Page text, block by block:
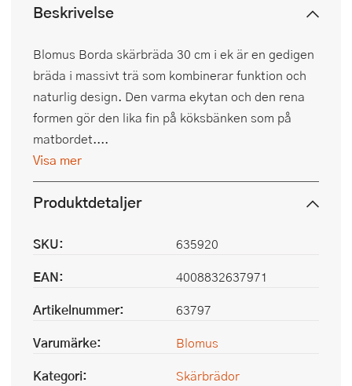
Beskrivelse
Blomus Borda skärbräda 30 cm i ek är en gedigen
bräda i massivt trä som kombinerar funktion och
naturlig design. Den varma ekytan och den rena
formen gör den lika fin på köksbänken som på
matbordet....
Visa mer
Produktdetaljer
SKU:
635920
EAN:
4008832637971
Artikelnummer:
63797
Varumärke:
Blomus
Kategori:
Skärbrädor